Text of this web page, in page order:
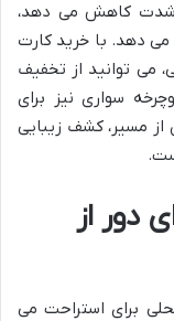
شدت کاهش می دهد،
می دهد. با خرید کارت
می توانید از تخفیف
سواری نیز برای
از مسیر، کشف زیبایی
دور از
برای استراحت می